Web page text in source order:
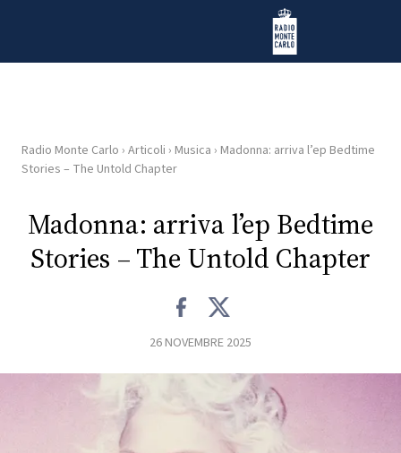
Radio Monte Carlo
HOME
RADIO
WEB
Radio Monte Carlo › Articoli › Musica › Madonna: arriva l’ep Bedtime
Stories – The Untold Chapter
Madonna: arriva l’ep Bedtime
Stories – The Untold Chapter
26 NOVEMBRE 2025